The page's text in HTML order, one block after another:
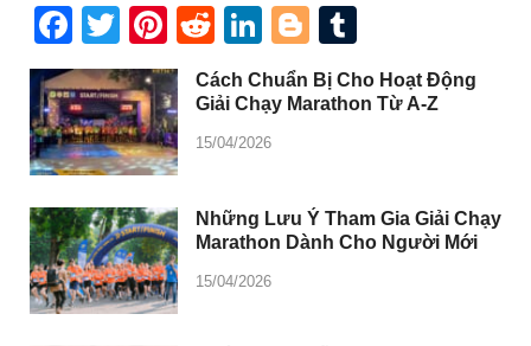
Facebook
Twitter
Pinterest
RedditLinkedIn
Blogger
Cách Chuẩn Bị Cho Hoạt Động
Giải Chạy Marathon Từ A-Z
15/04/2026
Những Lưu Ý Tham Gia Giải Chạy
Marathon Dành Cho Người Mới
15/04/2026